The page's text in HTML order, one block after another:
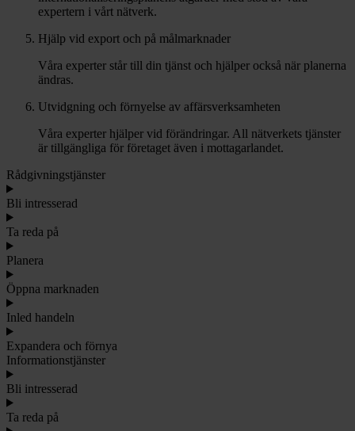
expertern i vårt nätverk.
Hjälp vid export och på målmarknader
Våra experter står till din tjänst och hjälper också när planerna
ändras.
Utvidgning och förnyelse av affärsverksamheten
Våra experter hjälper vid förändringar. All nätverkets tjänster
är tillgängliga för företaget även i mottagarlandet.
Rådgivningstjänster
Bli intresserad
Ta reda på
Planera
Öppna marknaden
Inled handeln
Expandera och förnya
Informationstjänster
Bli intresserad
Ta reda på